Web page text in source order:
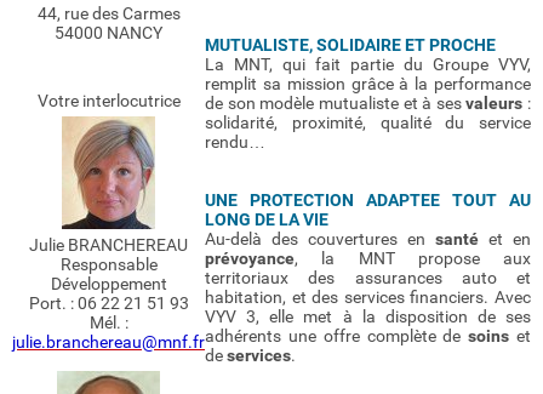
MUTUALISTE, SOLIDAIRE ET PROCHE
La MNT, qui fait partie du Groupe VYV,
remplit sa mission grâce à la performance
de son modèle mutualiste et à sesvaleurs :
solidarité, proximité, qualité du service
rendu…
UNE PROTECTION ADAPTEE TOUT AU
LONG DE LA VIE
Au-delà des couvertures en santé et en
prévoyance, la MNT propose aux
territoriaux des assurances auto et
habitation, et des services financiers. Avec
VYV 3, elle met à la disposition de ses
adhérents une offre complète desoinset
deservices.
44, rue des Carmes
54000 NANCY
Votre interlocutrice
Julie BRANCHEREAU
Responsable
Développement
Port. : 06 22 21 51 93
Mél. :
julie.branchereau@mnf.fr